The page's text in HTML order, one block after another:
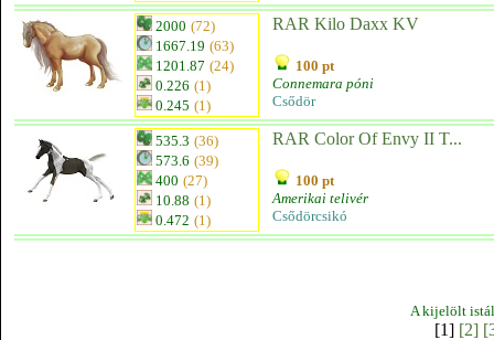
2000 (72)
1667.19 (63)
1201.87 (24)
0.226 (1)
0.245 (1)
RAR Kilo Daxx KV
100 pt
Connemara póni
Csődör
535.3 (36)
573.6 (39)
400 (27)
10.88 (1)
0.472 (1)
RAR Color Of Envy II T...
100 pt
Amerikai telivér
Csődörcsikó
A kijelölt
[1] [2]